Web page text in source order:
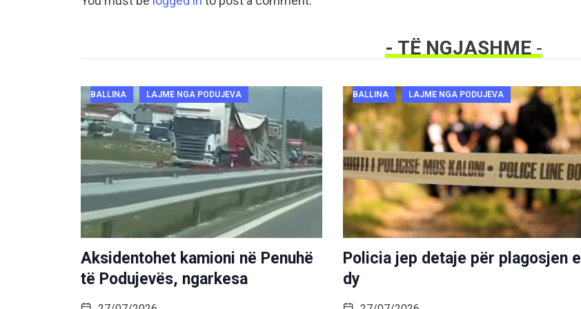
- TË NGJASHME-
BALLINA LAJME NGA PODUJEVA
Aksidentohet kamioni në Penuhë
të Podujevës, ngarkesa
BALLINA LAJME NGA PODUJEVA
Policia jep detaje për plagosjen e
dy